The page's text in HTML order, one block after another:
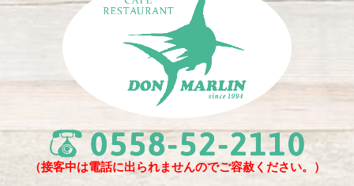
2025年3月
(2)
2025年2月
(6)
2024年12月 (1)
2024年11月
2024年10月(1)
2024年9月(5)
（接客中は電話に出られませんのでご容赦ください。）